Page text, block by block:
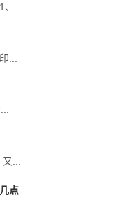
...
...
...
点